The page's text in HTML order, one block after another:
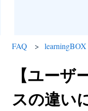
FAQ learningBOX
【ユーザ
スの違い